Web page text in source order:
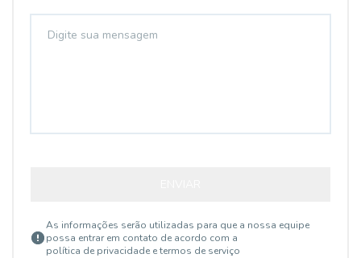
As informações serão utilizadas para que a nossa equipe
possa entrar em contato de acordo com a
política de privacidade e termos de serviço